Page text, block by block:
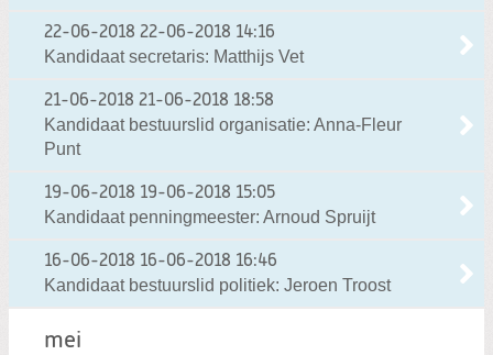
22-06-2018 22-06-2018 14:16
Kandidaat secretaris: Matthijs Vet
21-06-2018 21-06-2018 18:58
Kandidaat bestuurslid organisatie: Anna-Fleur
Punt
19-06-2018 19-06-2018 15:05
Kandidaat penningmeester: Arnoud Spruijt
16-06-2018 16-06-2018 16:46
Kandidaat bestuurslid politiek: Jeroen Troost
mei